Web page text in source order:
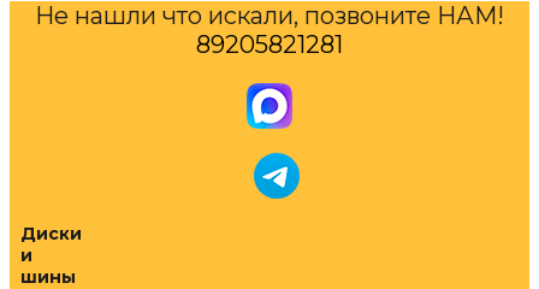
Не нашли что искали, позвоните НАМ!
89205821281
Диски
и
шины